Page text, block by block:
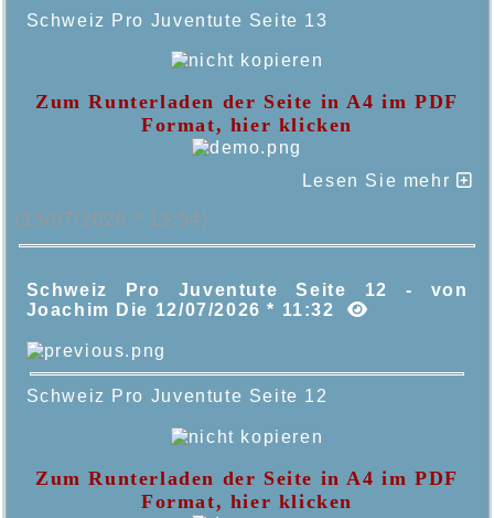
Schweiz Pro Juventute Seite 13
Zum Runterladen der Seite in A4 im PDF
Format, hier klicken
Lesen Sie mehr
(15/07/2026 * 13:54)
Schweiz Pro Juventute Seite 12 - von
Joachim Die 12/07/2026 * 11:32
Schweiz Pro Juventute Seite 12
Zum Runterladen der Seite in A4 im PDF
Format, hier klicken